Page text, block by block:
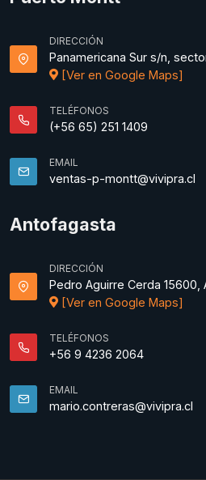
DIRECCIÓN
Panamericana Sur s/n,
[Ver en Google Maps]
TELÉFONOS
(+56 65) 251 1409
EMAIL
ventas-p-montt@vivipra.cl
Antofagasta
DIRECCIÓN
Pedro Aguirre Cerda 15600,
[Ver en Google Maps]
TELÉFONOS
+56 9 4236 2064
EMAIL
mario.contreras@vivipra.cl